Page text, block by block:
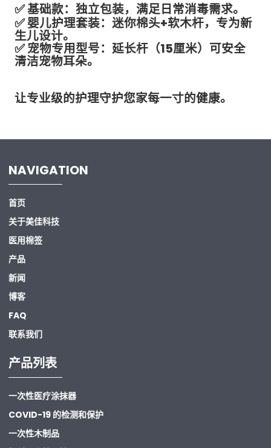
✅ 基础款：独立包装，满足日常消毒需求。
✅ 婴儿护理套装：迷你棉头+软木杆，专为新
生儿设计。
✅ 宠物专用型号：延长杆（15厘米）可安全
清洁宠物耳朵。
让专业级的护理守护您家每一寸的健康。
NAVIGATION
首页
关于美佳科技
医用棉签
产品
新闻
博客
FAQ
联系我们
产品列表
一次性医疗涂抹器
COVID-19 的检测和保护
一次性木制品